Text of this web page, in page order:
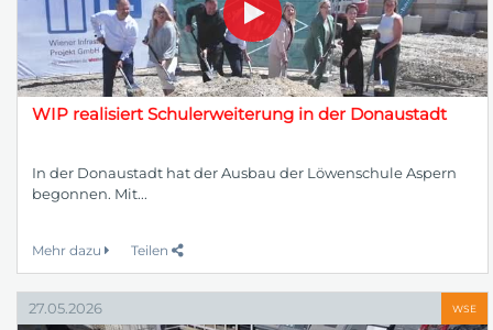
WIP realisiert Schulerweiterung in der Donaustadt
In der Donaustadt hat der Ausbau der Löwenschule Aspern
begonnen. Mit...
Mehr dazu Teilen
27.05.2026 WSE